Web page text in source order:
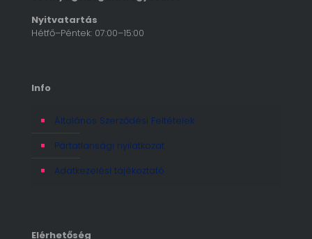
Nyitvatartás
Hétfő–Péntek: 07:00–15:00
Info
Általános Szerződési Feltételek
Pártatlansági nyilatkozat
Adatkezelési tájékoztató
Elérhetőség